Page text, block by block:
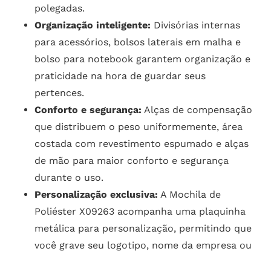
polegadas.
Organização inteligente: Divisórias internas
para acessórios, bolsos laterais em malha e
bolso para notebook garantem organização e
praticidade na hora de guardar seus
pertences.
Conforto e segurança: Alças de compensação
que distribuem o peso uniformemente, área
costada com revestimento espumado e alças
de mão para maior conforto e segurança
durante o uso.
Personalização exclusiva: A Mochila de
Poliéster X09263 acompanha uma plaquinha
metálica para personalização, permitindo que
você grave seu logotipo, nome da empresa ou